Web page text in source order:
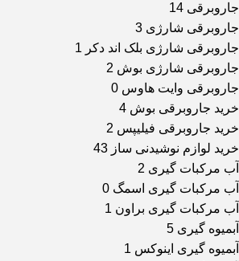
جاروبرقی 14
جاروبرقی شارژی 3
جاروبرقی شارژی بلک اند دکر 1
جاروبرقی شارژی بوش 2
جاروبرقی وایت هاوس 0
خرید جاروبرقی بوش 4
خرید جاروبرقی فیلیپس 2
خرید لوازم نوشیدنی ساز 43
آب مرکبات گیری 2
آب مرکبات گیری اسمگ 0
آب مرکبات گیری براون 1
آبمیوه گیری 5
آبمیوه گیری اینوکس 1